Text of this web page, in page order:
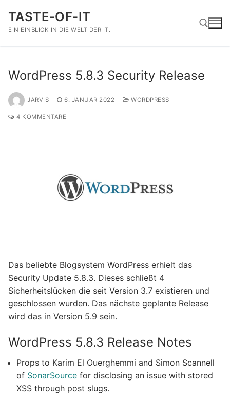
Inhalt
springen
TASTE-OF-IT
EIN EINBLICK IN DIE WELT DER IT.
WordPress 5.8.3 Security Release
JARVIS 6. JANUAR 2022 WORDPRESS
4 KOMMENTARE
Das beliebte Blogsystem WordPress erhielt das
Security Update 5.8.3. Dieses schließt 4
Sicherheitslücken die seit Version 3.7 existieren und
geschlossen wurden. Das nächste geplante Release
wird das in Version 5.9 sein.
WordPress 5.8.3 Release Notes
Props to Karim El Ouerghemmi and Simon Scannell
of SonarSource for disclosing an issue with stored
XSS through post slugs.